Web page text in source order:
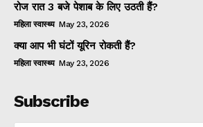
रोज रात 3 बजे पेशाब के लिए उठती हैं?
महिला स्वास्थ्य May 23, 2026
क्या आप भी घंटों यूरिन रोकती हैं?
महिला स्वास्थ्य May 23, 2026
Subscribe